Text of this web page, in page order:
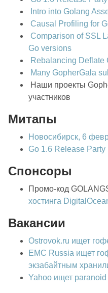
Intro into Golang
Causal Profiling for
Comparison of SSL
Go versions
Rebalancing Deflate
Many GopherGala
Наши проекты
участников
Митапы
Новосибирск, 6
Go 1.6 Release Party
Спонсоры
Промо-код
хостинга
Вакансии
Ostrovok.ru ищет
EMC Russia ищет
экзабайтным
Yahoo ищет